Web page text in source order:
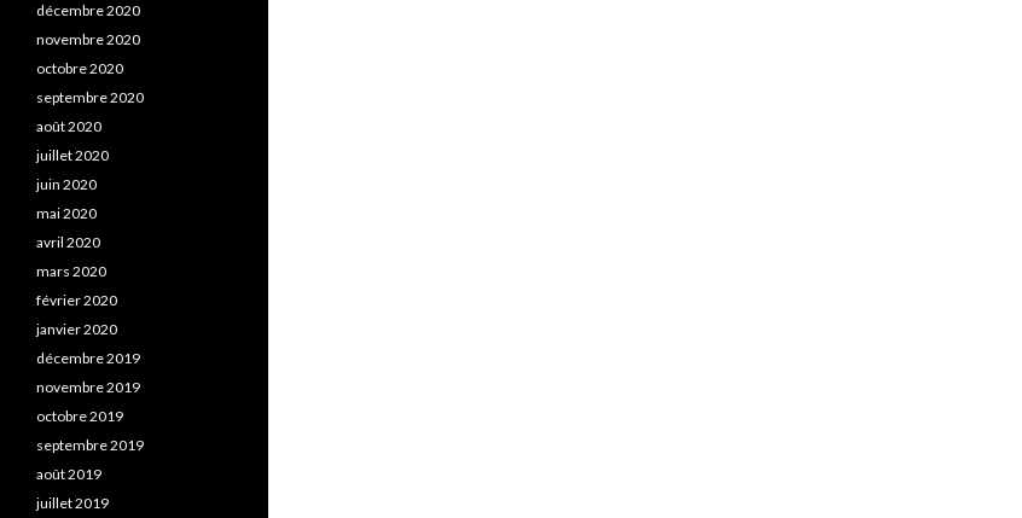
décembre 2020
novembre 2020
octobre 2020
septembre 2020
août 2020
juillet 2020
juin 2020
mai 2020
avril 2020
mars 2020
février 2020
janvier 2020
décembre 2019
novembre 2019
octobre 2019
septembre 2019
août 2019
juillet 2019